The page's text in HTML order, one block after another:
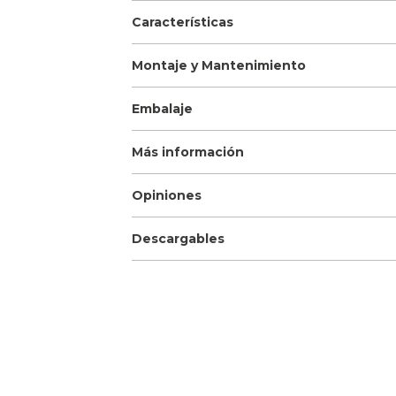
Características
Montaje y Mantenimiento
Embalaje
Más información
Opiniones
Descargables